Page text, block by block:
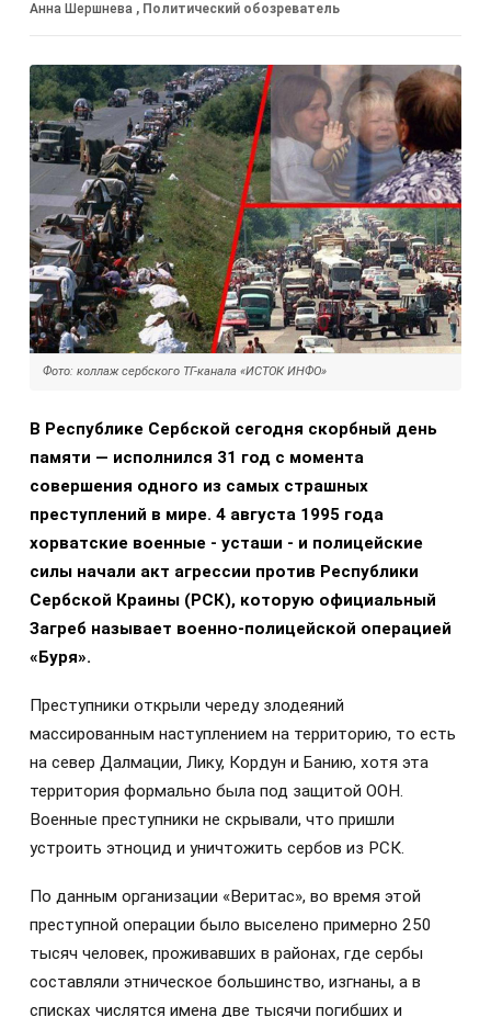
Анна Шершнева , Политический обозреватель
Фото: коллаж сербского ТГ-канала «ИСТОК ИНФО»
В Республике Сербской сегодня скорбный день
памяти — исполнился 31 год с момента
совершения одного из самых страшных
преступлений в мире. 4 августа 1995 года
хорватские военные - усташи - и полицейские
силы начали акт агрессии против Республики
Сербской Краины (РСК), которую официальный
Загреб называет военно-полицейской операцией
«Буря».
Преступники открыли череду злодеяний
массированным наступлением на территорию, то есть
на север Далмации, Лику, Кордун и Банию, хотя эта
территория формально была под защитой ООН.
Военные преступники не скрывали, что пришли
устроить этноцид и уничтожить сербов из РСК.
По данным организации «Веритас», во время этой
преступной операции было выселено примерно 250
тысяч человек, проживавших в районах, где сербы
составляли этническое большинство, изгнаны, а в
списках числятся имена две тысячи погибших и